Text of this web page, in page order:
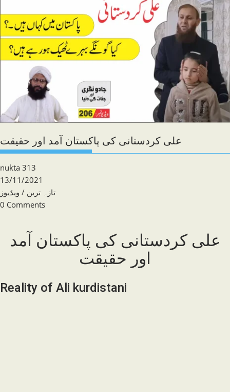
علی کردستانی کی پاکستان آمد اور حقیقت
Post
author:
nukta 313
Post
published:
13/11/2021
Post
category:
تازہ ترین / ویڈیوز
Post
0 Comments
علی کردستانی کی پاکستان آمد
اور حقیقت
Reality of Ali kurdistani